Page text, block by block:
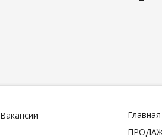
Вакансии
Главная